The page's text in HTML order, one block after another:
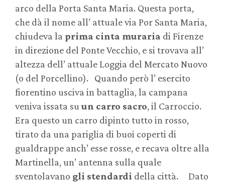
arco della Porta Santa Maria. Questa porta,
che dà il nome all’ attuale via Por Santa Maria,
chiudeva la prima cinta muraria di Firenze
in direzione del Ponte Vecchio, e si trovava all’
altezza dell’ attuale Loggia del Mercato Nuovo
(o del Porcellino). Quando però l’ esercito
fiorentino usciva in battaglia, la campana
veniva issata suun carro sacro, il Carroccio.
Era questo un carro dipinto tutto in rosso,
tirato da una pariglia di buoi coperti di
gualdrappe anch’ esse rosse, e recava oltre alla
Martinella, un’ antenna sulla quale
sventolavano gli stendardi della città. Dato